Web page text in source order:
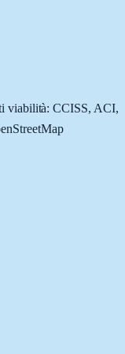
viabilità: CCISS, ACI,